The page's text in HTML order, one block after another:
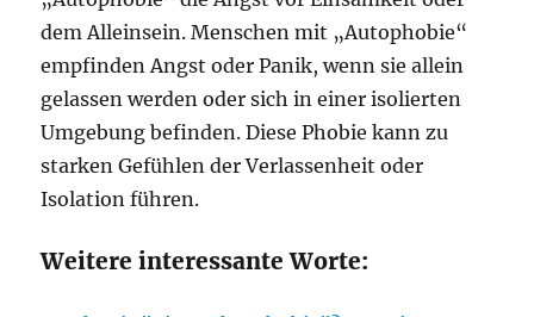
dem Alleinsein. Menschen mit „Autophobie“
empfinden Angst oder Panik, wenn sie allein
gelassen werden oder sich in einer isolierten
Umgebung befinden. Diese Phobie kann zu
starken Gefühlen der Verlassenheit oder
Isolation führen.
Weitere interessante Worte: